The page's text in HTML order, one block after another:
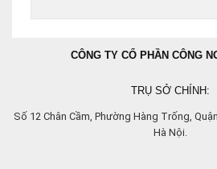
CÔNG TY CỔ PHẦN CÔNG
TRỤ SỞ CHÍNH:
Số 12 Chân Cầm, Phường Hàng Trống,
Hà Nội.